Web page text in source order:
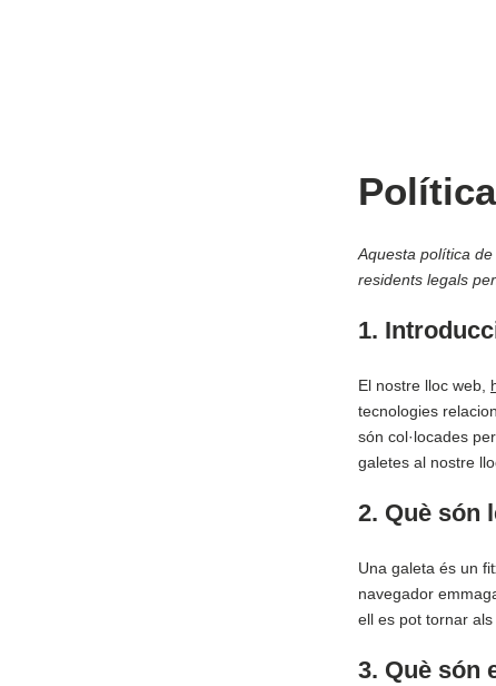
Aquesta política
residents legals
1.
El nostre lloc web,
tecnologies
són col·locades
galetes al nostre
2. Què són
Una galeta és un
navegador
ell es pot tornar
3. Què són